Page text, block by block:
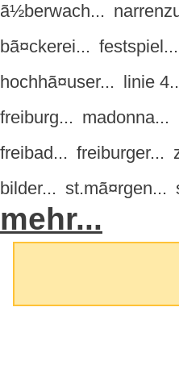
ã½berwach...
bã¤ckerei... festspiel...
hochhã¤user... linie
freiburg... madonna...
freibad... freiburger...
bilder... st.mã¤rgen...
mehr...